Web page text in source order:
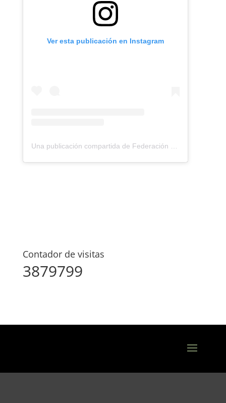
Ver esta publicación en Instagram
Contador de visitas
3879799